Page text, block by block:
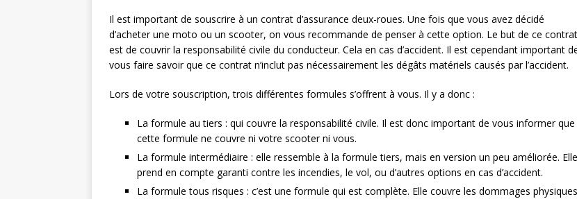
Il est important de souscrire à un contrat d’assurance deux-roues. Une fois que vous avez décidé
d’acheter une moto ou un scooter, on vous recommande de penser à cette option. Le but de ce contrat
est de couvrir la responsabilité civile du conducteur. Cela en cas d’accident. Il est cependant important
vous faire savoir que ce contrat n’inclut pas nécessairement les dégâts matériels causés par l’accident.
Lors de votre souscription, trois différentes formules s’offrent à vous. Il y a donc :
La formule au tiers : qui couvre la responsabilité civile. Il est donc important de vous informer que
cette formule ne couvre ni votre scooter ni vous.
La formule intermédiaire : elle ressemble à la formule tiers, mais en version un peu améliorée. Elle
prend en compte garanti contre les incendies, le vol, ou d’autres options en cas d’accident.
La formule tous risques : c’est une formule qui est complète. Elle couvre les dommages physiques